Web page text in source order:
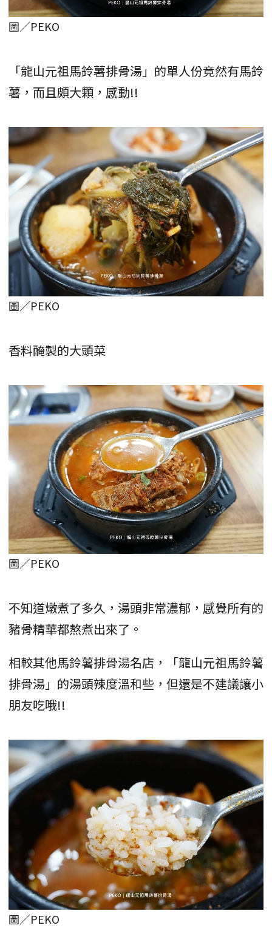
圖／PEKO
「龍山元祖馬鈴薯排骨湯」的單人份竟然有馬鈴
薯，而且頗大顆，感動!!
圖／PEKO
香料醃製的大頭菜
圖／PEKO
不知道燉煮了多久，湯頭非常濃郁，感覺所有的
豬骨精華都熬煮出來了。
相較其他馬鈴薯排骨湯名店，「龍山元祖馬鈴薯
排骨湯」的湯頭辣度溫和些，但還是不建議讓小
朋友吃哦!!
圖／PEKO